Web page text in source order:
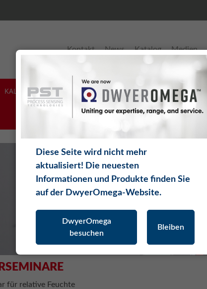
Kontakt News Katalog Medien
KALIBRIERUNG & SUPPORT SOFTWARE THEORIE
für relative Feuchte
Diese Seite wird nicht mehr
aktualisiert! Die neuesten
Informationen und Produkte finden Sie
auf der DwyerOmega-Website.
DwyerOmega
besuchen
Bleiben